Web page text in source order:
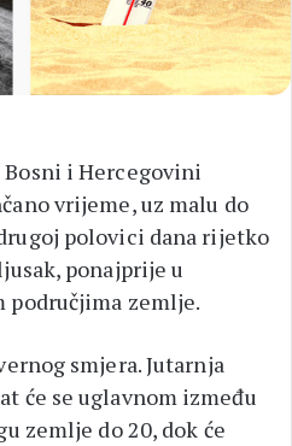
i Hercegovini
vrijeme, uz malu do
polovici dana rijetko
ponajprije u
zemlje.
smjera. Jutarnja
će se uglavnom između
zemlje do 20, dok će